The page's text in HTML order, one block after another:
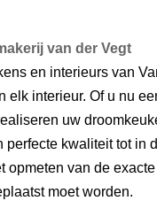
van der Vegt
en interieurs van
elk interieur. Of u nu
uw
kwaliteit tot in
van de
moet worden.